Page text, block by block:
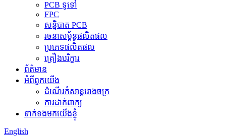
PCB ទូទៅ
FPC
សន្និបាត PCB
រចនាសម្ព័ន្ធផលិតផល
ប្រភេទផលិតផល
គ្រឿងបរិក្ខារ
ព័ត៌មាន
អំពីពួកយើង
ដំណើរកំសាន្តរោងចក្រ
ការដាក់ពាក្យ
ទាក់ទងមកយើងខ្ញុំ
English